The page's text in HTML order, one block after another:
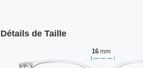
Détails de Taille
16 mm